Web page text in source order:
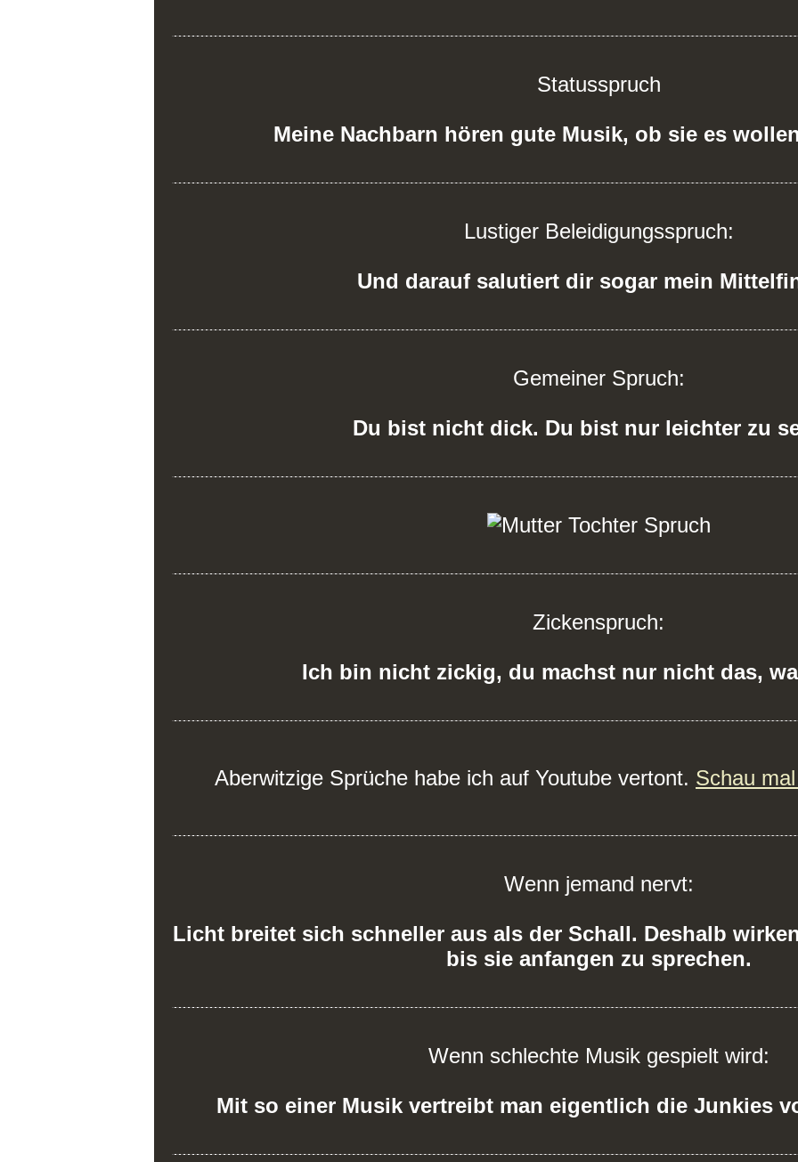
Statusspruch
Meine Nachbarn hören gute Musik, ob sie es
Lustiger Beleidigungsspruch:
Und darauf salutiert dir sogar mein
Gemeiner Spruch:
Du bist nicht dick. Du bist nur leichter zu
Zickenspruch:
Ich bin nicht zickig, du machst nur nicht das,
Aberwitzige Sprüche habe ich auf Youtube vertont. Schau
Wenn jemand nervt:
Licht breitet sich schneller aus als der Schall. Deshalb
bis sie anfangen zu sprechen.
Wenn schlechte Musik gespielt wird:
Mit so einer Musik vertreibt man eigentlich die Junkies